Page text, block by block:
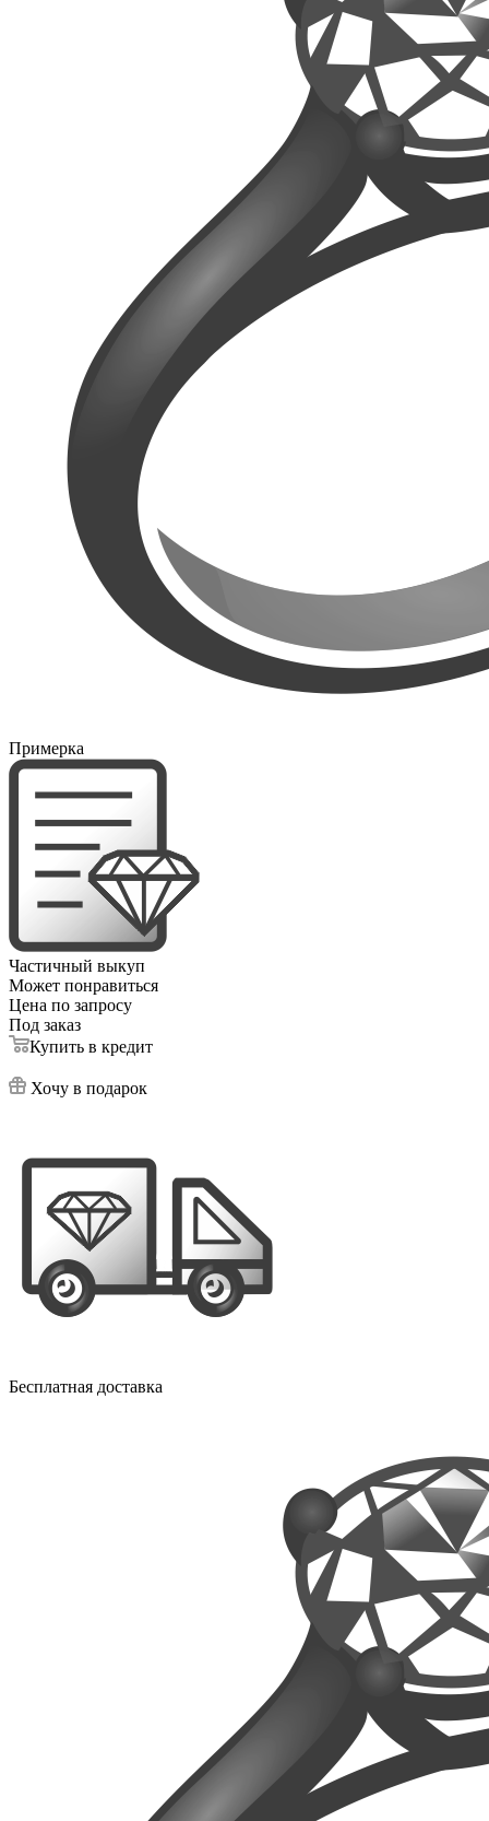
Примерка
Частичный выкуп
Может понравиться
Цена по запросу
Под заказ
Купить в кредит
Хочу в подарок
Бесплатная доставка